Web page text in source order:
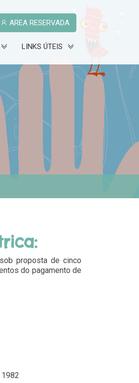
AREA RESERVADA
LINKS ÚTEIS
proposta de cinco
do pagamento de